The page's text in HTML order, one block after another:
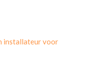
installateur voor